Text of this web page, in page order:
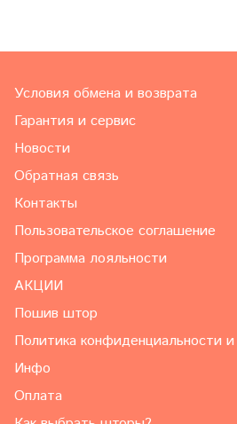
Условия обмена и возврата
Гарантия и сервис
Новости
Обратная связь
Контакты
Пользовательское соглашение
Программа лояльности
АКЦИИ
Пошив штор
Политика конфиденциальности
Инфо
Оплата